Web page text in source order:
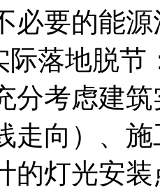
必要的能源
际落地脱
分考虑建
走向）、
的灯光安